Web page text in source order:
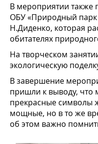
В мероприятии также
ОБУ «Природный
Н.Диденко, которая
обитателях
На творческом
экологическую
В завершение
пришли к выводу,
прекрасные символы
мощные, но в то же
об этом важно